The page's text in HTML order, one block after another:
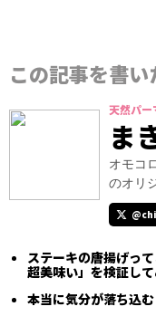
この記事を書い
天然パー
ま
オモコ
のオリ
ステーキの唐揚げっ
超美味い」を検証し
本当に気分が落ち込